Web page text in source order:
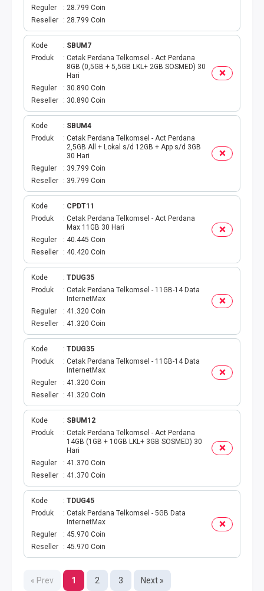
MAXIM
CEK VOUCHER DAN KUOTA
AKTIVASI PERDANA
TELKOMSEL AKTIVASI
AXIS AKTIVASI
INDOSAT AKTIVASI
AXIS AKTIVASI MASSAL
INDOSAT AKTIVASI MASSAL
SMARTFREN AKTIVASI MASSAL
TELKOMSEL AKTIVASI VOUCHER MASSAL
XL AKTIVASI VOUCHER MASSAL
TRI AKTIVASI VOUCHER MASSAL
TELKOMSEL AKTIVASI MASSAL
XL AKTIVASI MASSAL
TRI AKTIVASI MASSAL
SMARTFREN AKTIVASI
BRONET BULANAN
AIGO KUOTA MINI
SMARFTEN KUOTA NONSTOP
TRANSFER UANG LINKQU
XL DATA HARIAN
Reguler
28.799 Coin
Reseller
28.799 Coin
Kode
SBUM7
Produk
Cetak Perdana Telkomsel - Act Perdana
8GB (0,5GB + 5,5GB LKL+ 2GB SOSMED) 30
Hari
Reguler
30.890 Coin
Reseller
30.890 Coin
Kode
SBUM4
Produk
Cetak Perdana Telkomsel - Act Perdana
2,5GB All + Lokal s/d 12GB + App s/d 3GB
30 Hari
Reguler
39.799 Coin
Reseller
39.799 Coin
Kode
CPDT11
Produk
Cetak Perdana Telkomsel - Act Perdana
Max 11GB 30 Hari
Reguler
40.445 Coin
Reseller
40.420 Coin
Kode
TDUG35
Produk
Cetak Perdana Telkomsel - 11GB-14 Data
InternetMax
Reguler
41.320 Coin
Reseller
41.320 Coin
Kode
TDUG35
Produk
Cetak Perdana Telkomsel - 11GB-14 Data
InternetMax
Reguler
41.320 Coin
Reseller
41.320 Coin
Kode
SBUM12
Produk
Cetak Perdana Telkomsel - Act Perdana
14GB (1GB + 10GB LKL+ 3GB SOSMED) 30
Hari
Reguler
41.370 Coin
Reseller
41.370 Coin
Kode
TDUG45
Produk
Cetak Perdana Telkomsel - 5GB Data
InternetMax
Reguler
45.970 Coin
Reseller
45.970 Coin
« Prev 1 2 3 Next »